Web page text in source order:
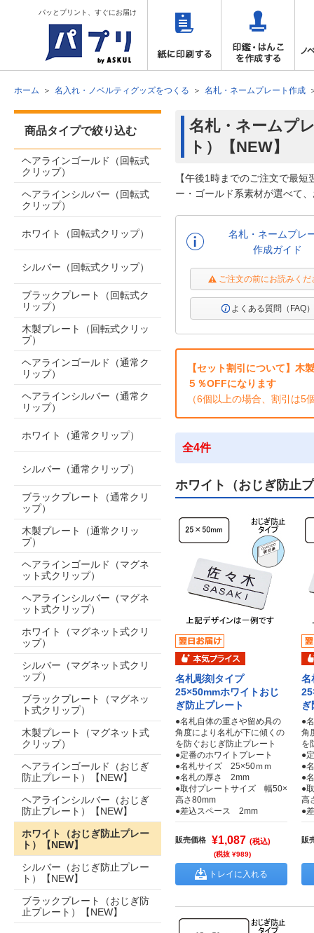
パッとプリント、すぐにお届け
ホーム 名入れ・ノベルティグッズをつくる 名札・ネームプレート作成
名札・ネームプ
ト）【NEW】
【午後1時までのご注文で最
ー・ゴールド系素材が選べて
名札・ネームプレ
作成ガイド
ご注文の前にお読みくだ
よくある質問（FAQ
【セット割引について】木
５％OFFになります
（6個以上の場合、割引は
全4件
ホワイト（おじぎ防止
名札彫刻タイプ
25×50mmホワイトおじ
ぎ防止プレート
●名札自体の重さや留め具の
角度により名札が下に傾くの
を防ぐおじぎ防止プレート
●定番のホワイトプレート
●名札サイズ 25×50ｍｍ
●名札の厚さ 2mm
●取付プレートサイズ 幅50×
高さ80mm
●差込スペース 2mm
販売価格 ¥1,087 (税込)
(税抜 ¥989)
トレイに入れる
名
●
角
を
●
●
●
●
高
●
販
商品タイプで絞り込む
ヘアラインゴールド（回転式
クリップ）
ヘアラインシルバー（回転式
クリップ）
ホワイト（回転式クリップ）
シルバー（回転式クリップ）
ブラックプレート（回転式ク
リップ）
木製プレート（回転式クリッ
プ）
ヘアラインゴールド（通常ク
リップ）
ヘアラインシルバー（通常ク
リップ）
ホワイト（通常クリップ）
シルバー（通常クリップ）
ブラックプレート（通常クリ
ップ）
木製プレート（通常クリッ
プ）
ヘアラインゴールド（マグネ
ット式クリップ）
ヘアラインシルバー（マグネ
ット式クリップ）
ホワイト（マグネット式クリ
ップ）
シルバー（マグネット式クリ
ップ）
ブラックプレート（マグネッ
ト式クリップ）
木製プレート（マグネット式
クリップ）
ヘアラインゴールド（おじぎ
防止プレート）【NEW】
ヘアラインシルバー（おじぎ
防止プレート）【NEW】
ホワイト（おじぎ防止プレー
ト）【NEW】
シルバー（おじぎ防止プレー
ト）【NEW】
ブラックプレート（おじぎ防
止プレート）【NEW】